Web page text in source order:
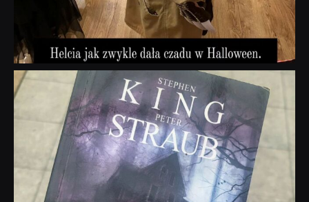
dobryhorror
Wrz 23